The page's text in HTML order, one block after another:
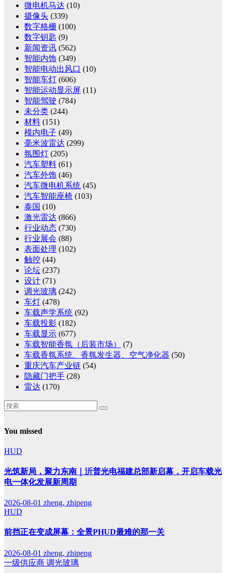
微电机马达 (10)
摄像头 (339)
数字格栅 (100)
数字钥匙 (9)
新闻资讯 (562)
智能内饰 (349)
智能电动出风口 (10)
智能车灯 (606)
智能运动显示屏 (11)
智能驾驶 (784)
未分类 (244)
材料 (151)
模内电子 (49)
毫米波雷达 (299)
氛围灯 (205)
汽车塑料 (61)
汽车外饰 (46)
汽车微电机系统 (45)
汽车智能座椅 (103)
泰国 (10)
激光雷达 (866)
行业动态 (730)
行业展会 (88)
表面处理 (102)
触控 (44)
论坛 (237)
设计 (71)
调光玻璃 (242)
车灯 (478)
车载声学系统 (92)
车载投影 (182)
车载显示 (677)
车载智能香氛（后装市场）
(7)
车载香氛系统、香氛发生器、空气净化器 (50)
重庆汽车产业链 (54)
隐藏门把手 (28)
雷达 (170)
You missed
HUD
光筑新局，聚力东南｜沂普光电福建总部新启幕，开启车载光
电一体化发展新周期
2026-08-01 zheng, zhipeng
HUD
前挡正在变成屏幕：全景PHUD最难的那一关
2026-08-01 zheng, zhipeng
一级供应商 调光玻璃